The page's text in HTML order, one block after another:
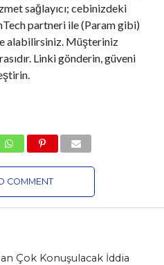
sağlayıcı; cebinizdeki
partneri ile (Param gibi)
alabilirsiniz. Müşteriniz
Linki gönderin, güveni
COMMENT
Çok Konuşulacak İddia